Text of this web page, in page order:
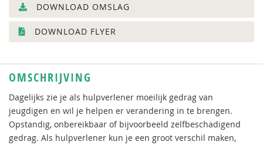
DOWNLOAD OMSLAG
DOWNLOAD FLYER
OMSCHRIJVING
Dagelijks zie je als hulpverlener moeilijk gedrag van
jeugdigen en wil je helpen er verandering in te brengen.
Opstandig, onbereikbaar of bijvoorbeeld zelfbeschadigend
gedrag. Als hulpverlener kun je een groot verschil maken,